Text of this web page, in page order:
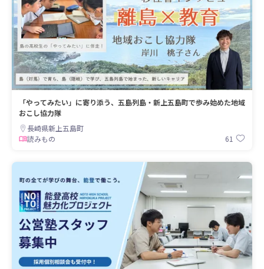
「やってみたい」に寄り添う、五島列島・新上五島町で歩み始めた地域
おこし協力隊
長崎県新上五島町
読みもの
61